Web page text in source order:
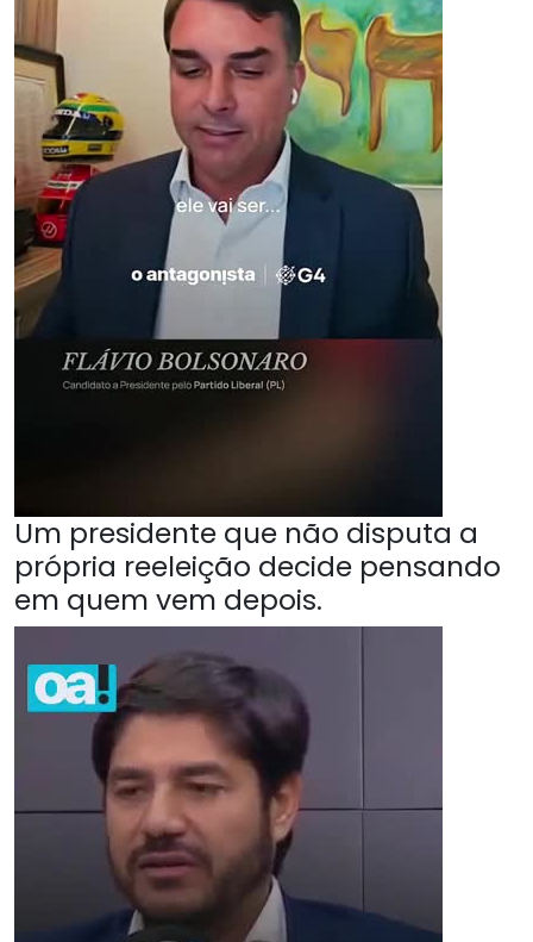
Um presidente que não disputa a
própria reeleição decide pensando
em quem vem depois.